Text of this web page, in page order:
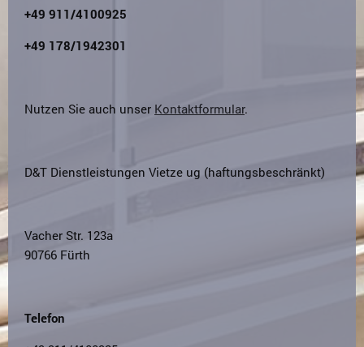
+49 911/4100925
+49 178/1942301
Nutzen Sie auch unser Kontaktformular.
D&T Dienstleistungen Vietze ug (haftungsbeschränkt)
Vacher Str. 123a
90766 Fürth
Telefon